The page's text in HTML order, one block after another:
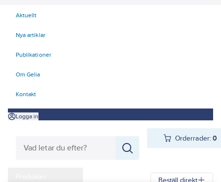
Aktuellt
Nya artiklar
Publikationer
Om Gelia
Kontakt
Logga in
Orderrader:0
Beställ direkt